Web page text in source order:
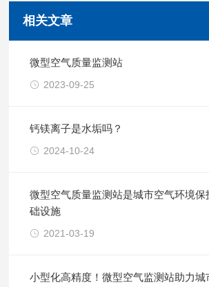
相关文章
微型空气质量监测站
2023-09-25
钙镁离子是水垢吗？
2024-10-24
微型空气质量监测站是城市空气环境保
础设施
2021-03-19
小型化高精度！微型空气监测站助力城